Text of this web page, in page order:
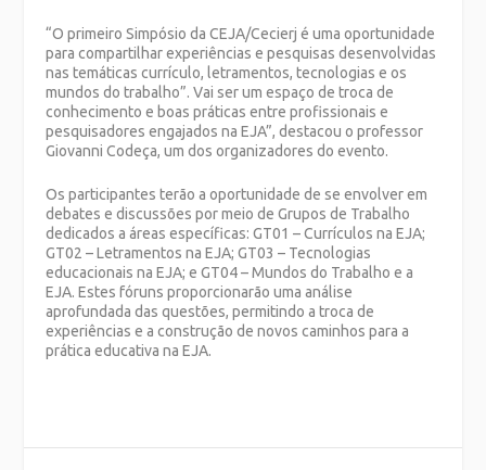
“O primeiro Simpósio da CEJA/Cecierj é uma oportunidade
para compartilhar experiências e pesquisas desenvolvidas
nas temáticas currículo, letramentos, tecnologias e os
mundos do trabalho”. Vai ser um espaço de troca de
conhecimento e boas práticas entre profissionais e
pesquisadores engajados na EJA”, destacou o professor
Giovanni Codeça, um dos organizadores do evento.
Os participantes terão a oportunidade de se envolver em
debates e discussões por meio de Grupos de Trabalho
dedicados a áreas específicas: GT01 – Currículos na EJA;
GT02 – Letramentos na EJA; GT03 – Tecnologias
educacionais na EJA; e GT04 – Mundos do Trabalho e a
EJA. Estes fóruns proporcionarão uma análise
aprofundada das questões, permitindo a troca de
experiências e a construção de novos caminhos para a
prática educativa na EJA.